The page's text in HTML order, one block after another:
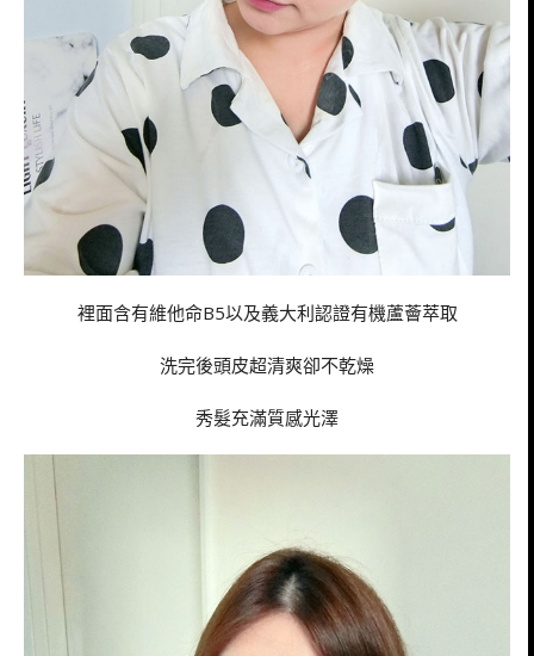
裡面含有維他命B5以及義大利認證有機蘆薈萃取
洗完後頭皮超清爽卻不乾燥
秀髮充滿質感光澤